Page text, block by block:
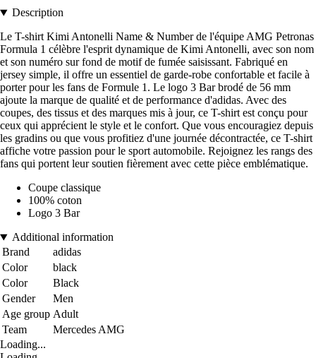
Description
Le T-shirt Kimi Antonelli Name & Number de l'équipe AMG Petronas
Formula 1 célèbre l'esprit dynamique de Kimi Antonelli, avec son nom
et son numéro sur fond de motif de fumée saisissant. Fabriqué en
jersey simple, il offre un essentiel de garde-robe confortable et facile à
porter pour les fans de Formule 1. Le logo 3 Bar brodé de 56 mm
ajoute la marque de qualité et de performance d'adidas. Avec des
coupes, des tissus et des marques mis à jour, ce T-shirt est conçu pour
ceux qui apprécient le style et le confort. Que vous encouragiez depuis
les gradins ou que vous profitiez d'une journée décontractée, ce T-shirt
affiche votre passion pour le sport automobile. Rejoignez les rangs des
fans qui portent leur soutien fièrement avec cette pièce emblématique.
Coupe classique
100% coton
Logo 3 Bar
Additional information
Brand
adidas
Color
black
Color
Black
Gender
Men
Age group Adult
Team
Mercedes AMG
Loading...